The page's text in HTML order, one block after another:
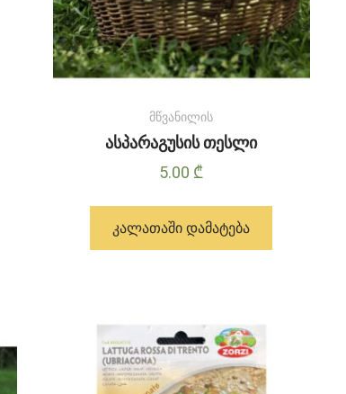
მწვანილის
ასპარაგუსის თესლი
5.00 ₾
ᲙᲐᲚᲐᲗᲐᲨᲘ ᲓᲐᲛᲐᲢᲔᲑᲐ